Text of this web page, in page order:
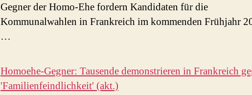
Gegner der Homo-Ehe fordern Kandidaten für die
Kommunalwahlen in Frankreich im kommenden Frühjahr
…
Homoehe-Gegner: Tausende demonstrieren in Frankreich
'Familienfeindlichkeit' (akt.)